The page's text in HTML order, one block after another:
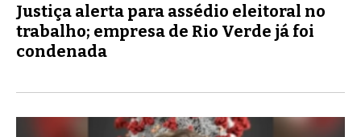
Justiça alerta para assédio eleitoral no
trabalho; empresa de Rio Verde já foi
condenada